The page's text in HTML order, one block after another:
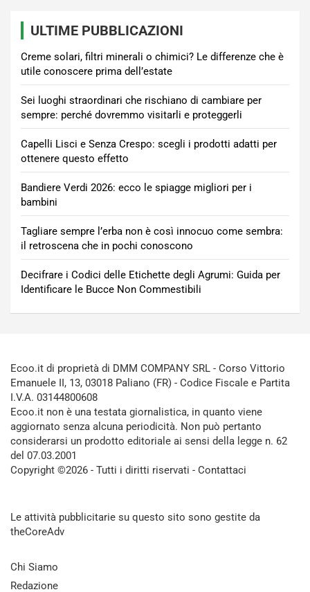
ULTIME PUBBLICAZIONI
Creme solari, filtri minerali o chimici? Le differenze che è
utile conoscere prima dell’estate
Sei luoghi straordinari che rischiano di cambiare per
sempre: perché dovremmo visitarli e proteggerli
Capelli Lisci e Senza Crespo: scegli i prodotti adatti per
ottenere questo effetto
Bandiere Verdi 2026: ecco le spiagge migliori per i
bambini
Tagliare sempre l’erba non è così innocuo come sembra:
il retroscena che in pochi conoscono
Decifrare i Codici delle Etichette degli Agrumi: Guida per
Identificare le Bucce Non Commestibili
Ecoo.it di proprietà di DMM COMPANY SRL - Corso Vittorio
Emanuele II, 13, 03018 Paliano (FR) - Codice Fiscale e Partita
I.V.A. 03144800608
Ecoo.it non è una testata giornalistica, in quanto viene
aggiornato senza alcuna periodicità. Non può pertanto
considerarsi un prodotto editoriale ai sensi della legge n. 62
del 07.03.2001
Copyright ©2026 - Tutti i diritti riservati - Contattaci
Le attività pubblicitarie su questo sito sono gestite da
theCoreAdv
Chi Siamo
Redazione